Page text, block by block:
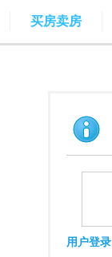
买房卖房
用户登录